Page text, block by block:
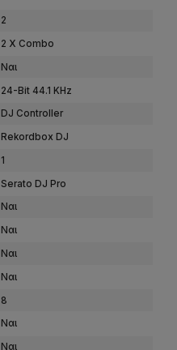
2
2 X Combo
Ναι
24-Bit 44.1 KHz
DJ Controller
Rekordbox DJ
1
Serato DJ Pro
Ναι
Ναι
Ναι
Ναι
8
Ναι
Ναι